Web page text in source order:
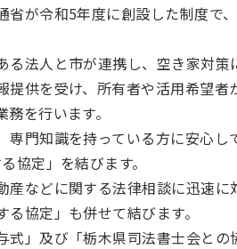
省が令和5年度に創設した制度で
法人と市が連携し、空き家対策
供を受け、所有者や活用希望者
を行います。
門知識を持っている方に安心し
協定」を結びます。
などに関する法律相談に迅速に
協定」も併せて結びます。
」及び「栃木県司法書士会と